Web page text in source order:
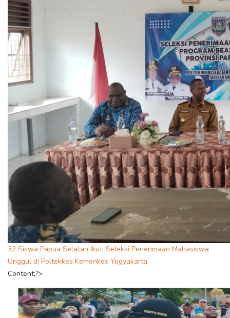
32 Siswa Papua Selatan Ikuti Seleksi Penerimaan Mahasiswa
Unggul di Poltekkes Kemenkes Yogyakarta
Content;?>